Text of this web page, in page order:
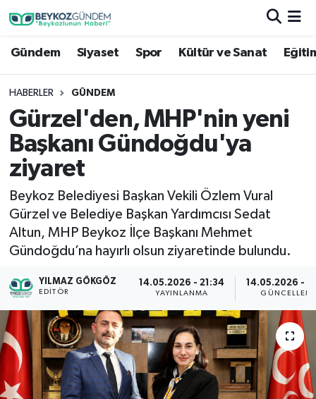
Gündem Siyaset Spor Kültür ve Sanat
HABERLER GÜNDEM
Gürzel'den, MHP'nin yeni
Başkanı Gündoğdu'ya
ziyaret
Beykoz Belediyesi Başkan Vekili Özlem Vural
Gürzel ve Belediye Başkan Yardımcısı Sedat
Altun, MHP Beykoz İlçe Başkanı Mehmet
Gündoğdu’na hayırlı olsun ziyaretinde bulundu.
YILMAZ GÖKGÖZ
EDITÖR
14.05.2026 - 21:34
YAYINLANMA
14.05.2026 -
Hava Durumu
Trafik Durumu
Süper Lig Puan Durumu ve Fikstür
Tüm Manşetler
Son Dakika Haberleri
Haber Arşivi